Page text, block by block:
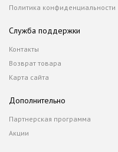
Политика конфиденциальности
Служба поддержки
Контакты
Возврат товара
Карта сайта
Дополнительно
Партнерская программа
Акции